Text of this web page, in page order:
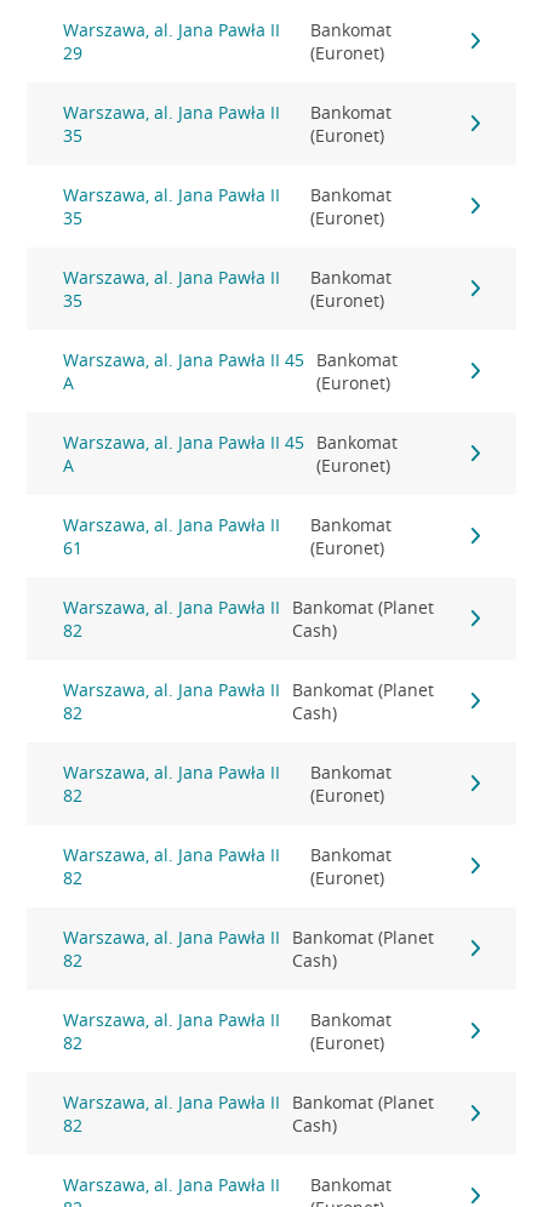
Warszawa, al. Jana Pawła II
29
Bankomat
(Euronet)
Warszawa, al. Jana Pawła II
35
Bankomat
(Euronet)
Warszawa, al. Jana Pawła II
35
Bankomat
(Euronet)
Warszawa, al. Jana Pawła II
35
Bankomat
(Euronet)
Warszawa, al. Jana Pawła II 45
A
Bankomat
(Euronet)
Warszawa, al. Jana Pawła II 45
A
Bankomat
(Euronet)
Warszawa, al. Jana Pawła II
61
Bankomat
(Euronet)
Warszawa, al. Jana Pawła II
82
Bankomat (Planet
Cash)
Warszawa, al. Jana Pawła II
82
Bankomat (Planet
Cash)
Warszawa, al. Jana Pawła II
82
Bankomat
(Euronet)
Warszawa, al. Jana Pawła II
82
Bankomat
(Euronet)
Warszawa, al. Jana Pawła II
82
Bankomat (Planet
Cash)
Warszawa, al. Jana Pawła II
82
Bankomat
(Euronet)
Warszawa, al. Jana Pawła II
82
Bankomat (Planet
Cash)
Warszawa, al. Jana Pawła II
Bankomat